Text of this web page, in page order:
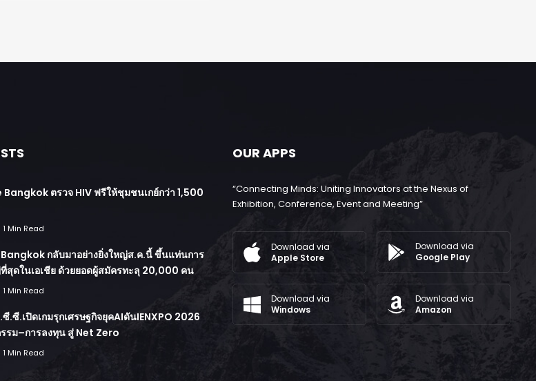
ตรวจ HIV ฟรีให้ชุมชนเกย์กว่า 1,500
1 Min Read
Bangkok กลับมาอย่างยิ่งใหญ่ส.ค.นี้ ขึ้นแท่นการ
สุดในเอเชีย ด้วยยอดผู้สมัครทะลุ 20,000 คน
1 Min Read
.ซี.เปิดเกมรุกเศรษฐกิจยุคAIดันIENXPO 2026
รม–การลงทุน สู่ Net Zero
1 Min Read
OUR APPS
“Connecting Minds: Uniting Innovators at the Nexus of
Exhibition, Conference, Event and Meeting”
Download via
Apple Store
Download via
Google Play
Download via
Windows
Download via
Amazon